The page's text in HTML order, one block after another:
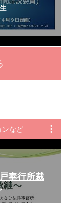
ンなど
奉行所裁